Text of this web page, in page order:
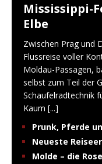
Mississippi-
Elbe
Zwischen Prag und
Flussreise voller
Moldau-Passagen,
selbst zum Teil der
Schaufelradtechnik
Kaum [...]
Prunk, Pferde
Neueste
Molde – die